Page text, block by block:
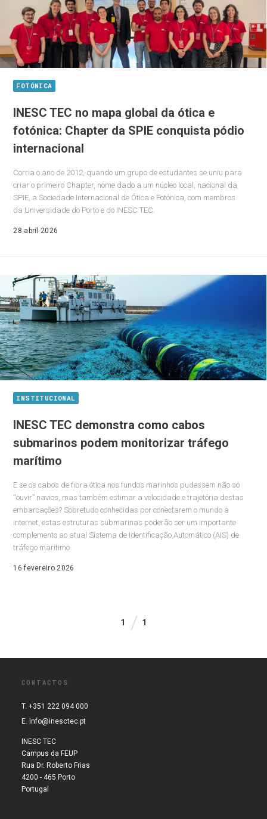
FOTÓNICA
INESC TEC no mapa global da ótica e
fotónica: Chapter da SPIE conquista pódio
internacional
Corria o ano de 2012, quando um grupo de estudantes se uniu para
criar o primeiro Chapter, nome dado a um núcleo local, nacional da
SPIE, a Sociedade Internacional de Ótica e Fotónica, com membros
da Universidade do Porto e do INESC TEC.
28 abril 2026
INSTITUCIONAL
INESC TEC demonstra como cabos
submarinos podem monitorizar tráfego
marítimo
E se os cabos de fibra ótica nos fundos marinhos pudessem não só
“ouvir” navios, mas também estimar a velocidade e trajetória destas
embarcações? Sobretudo conhecidas por conectarem o mundo à
internet, estas estruturas submarinas poderão ser um importante
complemento ao atual Sistema de Identificação Automático (AIS) de
tráfego marítimo.
16 fevereiro 2026
1 1
CONTACTOS
T. +351 222 094 000
E. info@inesctec.pt
INESC TEC
Campus da FEUP
Rua Dr. Roberto Frias
4200 - 465 Porto
Portugal